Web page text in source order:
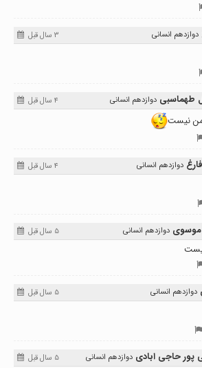
دوازدهم انسانی 3 سال قبل
طهماسبی دوازدهم انسانی 4 سال قبل
من نیست
دوازدهم انسانی 4 سال قبل
موسوی دوازدهم انسانی 5 سال قبل
دوازدهم انسانی 5 سال قبل
پور حاجی ابادی دوازدهم انسانی 5 سال قبل